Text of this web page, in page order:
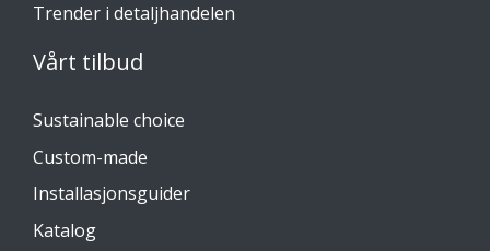
Trender i detaljhandelen
Vårt tilbud
Sustainable choice
Custom-made
Installasjonsguider
Katalog